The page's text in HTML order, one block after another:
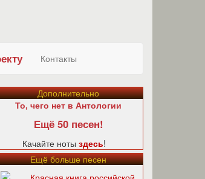
Контакты
Дополнительно
То, чего нет в Антологии
Ещё 50 песен!
Качайте ноты здесь!
Ещё больше песен